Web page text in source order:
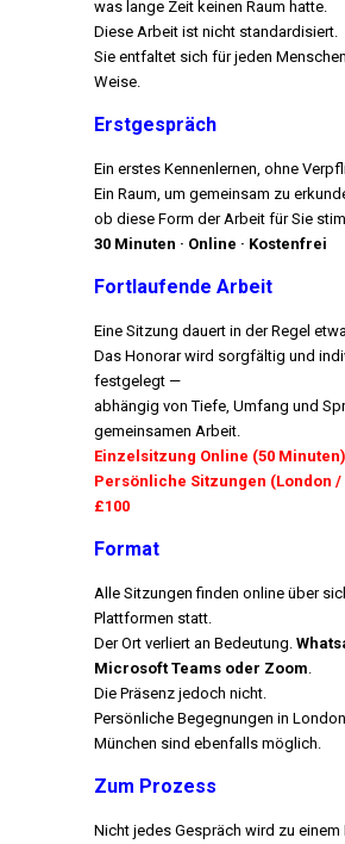
was lange Zeit keinen Raum hatte.
Diese Arbeit ist nicht standardisiert.
Sie entfaltet sich für jeden
Weise.
Erstgespräch
Ein erstes Kennenlernen, ohne
Ein Raum, um gemeinsam zu
ob diese Form der Arbeit für Sie
30 Minuten · Online · Kostenfrei
Fortlaufende Arbeit
Eine Sitzung dauert in der Regel
Das Honorar wird sorgfältig und
festgelegt —
abhängig von Tiefe, Umfang und
gemeinsamen Arbeit.
Einzelsitzung Online (50
Persönliche Sitzungen (London
£100
Format
Alle Sitzungen finden online über
Plattformen statt.
Der Ort verliert an Bedeutung.
Microsoft Teams oder Zoom.
Die Präsenz jedoch nicht.
Persönliche Begegnungen in
München sind ebenfalls möglich.
Zum Prozess
Nicht jedes Gespräch wird zu einem